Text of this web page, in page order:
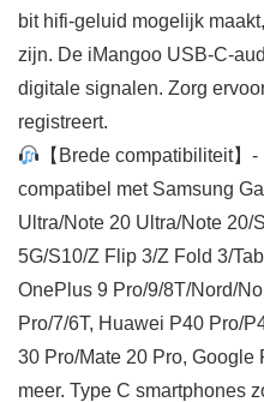
bit hifi-geluid mogelijk
zijn. De iMangoo USB-C-
digitale signalen. Zorg
registreert.
【Brede compatibiliteit
compatibel met Samsung
Ultra/Note 20 Ultra/Note 20/
5G/S10/Z Flip 3/Z Fold 3/
OnePlus 9 Pro/9/8T/Nord/
Pro/7/6T, Huawei P40 Pro/
30 Pro/Mate 20 Pro, Google
meer. Type C smartphones